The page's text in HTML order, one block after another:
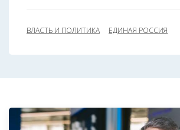
ВЛАСТЬ И ПОЛИТИКА ЕДИНАЯ РОССИЯ